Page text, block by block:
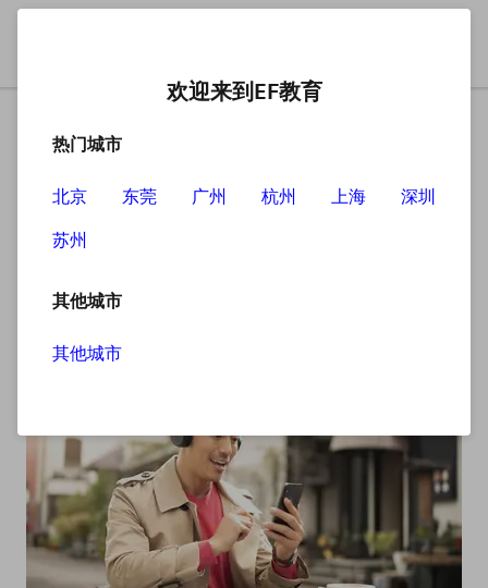
BEC培训机构哪家好？
的，而BEC商务英语的培训热度也是居高不下的，对于职
少人都会选择专业的培训班来提升自己。
欢迎来到EF教育
热门城市
北京 东莞 广州 杭州 上海
深圳
苏州
其他城市
其他城市